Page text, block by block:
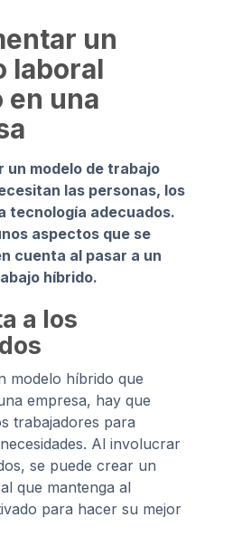
un
laboral
en una
un modelo de trabajo
las personas, los
tecnología adecuados.
aspectos que se
cuenta al pasar a un
híbrido.
a los
modelo híbrido que
empresa, hay que
trabajadores para
Al involucrar
se puede crear un
que mantenga al
para hacer su mejor